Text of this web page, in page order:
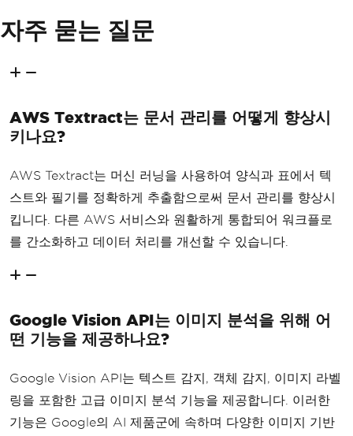
자주 묻는 질문
AWS Textract는 문서 관리를 어떻게 향상시
키나요?
AWS Textract는 머신 러닝을 사용하여 양식과 표에서 텍
스트와 필기를 정확하게 추출함으로써 문서 관리를 향상시
킵니다. 다른 AWS 서비스와 원활하게 통합되어 워크플로
를 간소화하고 데이터 처리를 개선할 수 있습니다.
Google Vision API는 이미지 분석을 위해 어
떤 기능을 제공하나요?
Google Vision API는 텍스트 감지, 객체 감지, 이미지 라벨
링을 포함한 고급 이미지 분석 기능을 제공합니다. 이러한
기능은 Google의 AI 제품군에 속하며 다양한 이미지 기반